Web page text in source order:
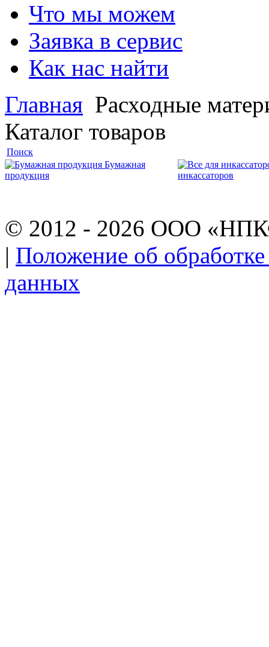
Что мы можем
Заявка в сервис
Как нас найти
Главная Расходные
Каталог товаров
Поиск
Бумажная
продукция
инкассаторов
© 2012 - 2026 ООО
| Положение об
данных